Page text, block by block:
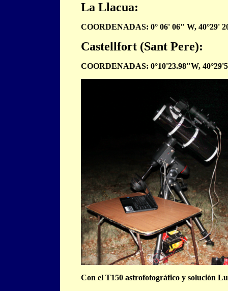
La Llacua:
COORDENADAS: 0° 06' 06" W, 40°29'
Castellfort (Sant Pere):
COORDENADAS: 0°10'23.98"W,
Con el T150 astrofotográfico y solución